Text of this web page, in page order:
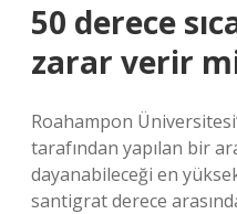
50 derece
zarar verir
Roahampon
tarafından yapılan bir
dayanabileceği en
santigrat derece